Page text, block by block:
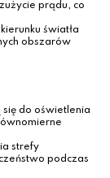
prądu, co
światła
obszarów
się do oświetlenia
strefy
podczas